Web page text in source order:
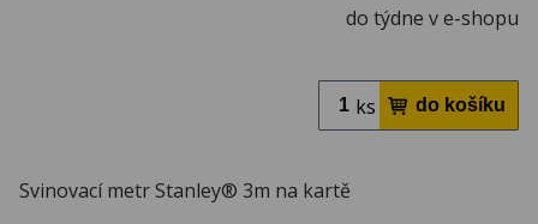
do týdne v e-shopu
ks
Svinovací metr Stanley® 3m na kartě